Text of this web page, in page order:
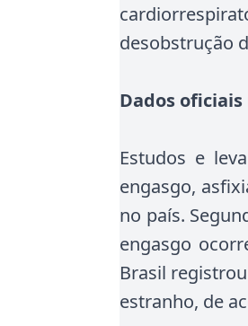
desobstrução
Dados
Estudos e
engasgo,
no país.
engasgo
Brasil
estranho, de